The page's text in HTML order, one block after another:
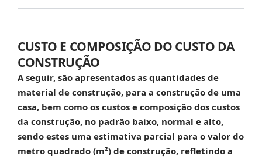
CUSTO E COMPOSIÇÃO DO CUSTO DA
CONSTRUÇÃO
A seguir, são apresentados as quantidades de
material de construção, para a construção de uma
casa, bem como os custos e composição dos custos
da construção, no padrão baixo, normal e alto,
sendo estes uma estimativa parcial para o valor do
metro quadrado (m²) de construção, refletindo a